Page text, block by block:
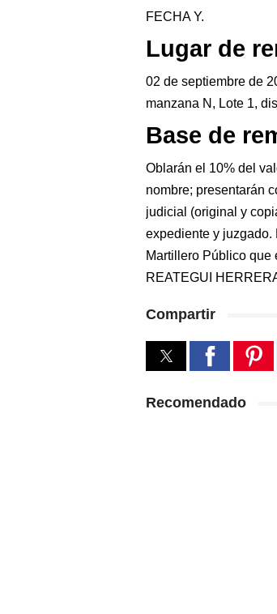
FECHA Y.
Lugar de
02 de septiembre de
manzana N, Lote 1,
Base de
Oblarán el 10% del
nombre; presentarán
judicial (original y
expediente y juzgado.
Martillero Público que
REATEGUI
Compartir
Recomendado